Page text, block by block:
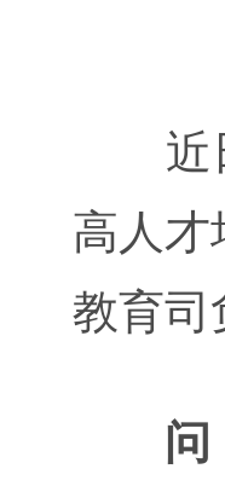
近日
高人才
教育司
问